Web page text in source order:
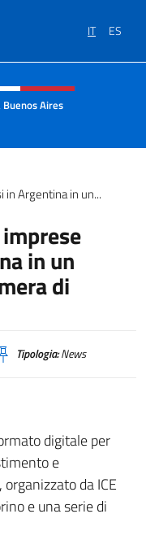
IT ES
e menù
Aires
Argentina in un...
in un
di
Tipologia:News
digitale per
e
da ICE
e una serie di